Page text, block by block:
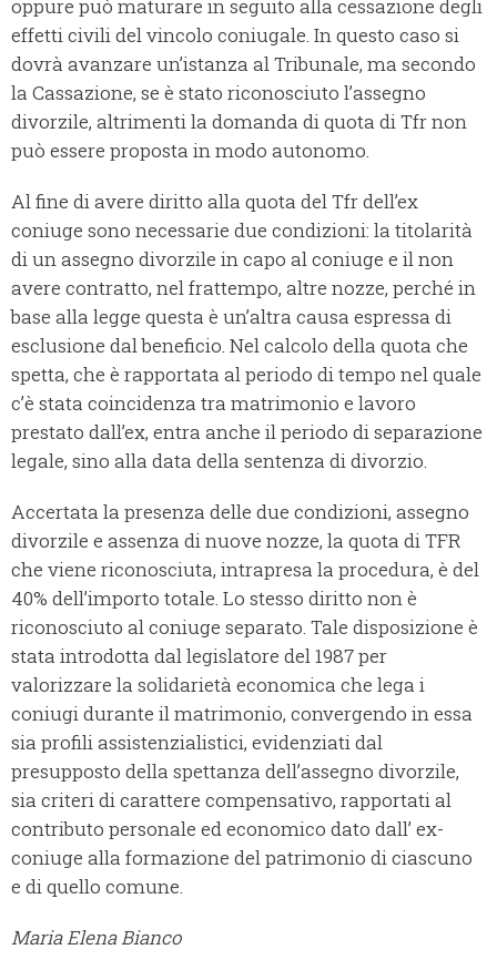
oppure può maturare in seguito alla cessazione degli
effetti civili del vincolo coniugale. In questo caso si
dovrà avanzare un’istanza al Tribunale, ma secondo
la Cassazione, se è stato riconosciuto l’assegno
divorzile, altrimenti la domanda di quota di Tfr non
può essere proposta in modo autonomo.
Al fine di avere diritto alla quota del Tfr dell’ex
coniuge sono necessarie due condizioni: la titolarità
di un assegno divorzile in capo al coniuge e il non
avere contratto, nel frattempo, altre nozze, perché in
base alla legge questa è un’altra causa espressa di
esclusione dal beneficio. Nel calcolo della quota che
spetta, che è rapportata al periodo di tempo nel quale
c’è stata coincidenza tra matrimonio e lavoro
prestato dall’ex, entra anche il periodo di separazione
legale, sino alla data della sentenza di divorzio.
Accertata la presenza delle due condizioni, assegno
divorzile e assenza di nuove nozze, la quota di TFR
che viene riconosciuta, intrapresa la procedura, è del
40% dell’importo totale. Lo stesso diritto non è
riconosciuto al coniuge separato. Tale disposizione è
stata introdotta dal legislatore del 1987 per
valorizzare la solidarietà economica che lega i
coniugi durante il matrimonio, convergendo in essa
sia profili assistenzialistici, evidenziati dal
presupposto della spettanza dell’assegno divorzile,
sia criteri di carattere compensativo, rapportati al
contributo personale ed economico dato dall’ ex-
coniuge alla formazione del patrimonio di ciascuno
e di quello comune.
Maria Elena Bianco